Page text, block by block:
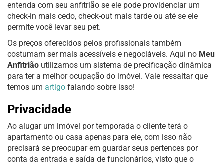
entenda com seu anfitrião se ele pode providenciar um
check-in mais cedo, check-out mais tarde ou até se ele
permite você levar seu pet.
Os preços oferecidos pelos profissionais também
costumam ser mais acessíveis e negociáveis. Aqui no Meu
Anfitrião utilizamos um sistema de precificação dinâmica
para ter a melhor ocupação do imóvel. Vale ressaltar que
temos um artigo falando sobre isso!
Privacidade
Ao alugar um imóvel por temporada o cliente terá o
apartamento ou casa apenas para ele, com isso não
precisará se preocupar em guardar seus pertences por
conta da entrada e saída de funcionários, visto que o